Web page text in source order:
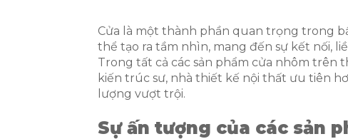
Cửa là một thành phần quan trọng trong
thể tạo ra tầm nhìn, mang đến sự kết nối,
Trong tất cả các sản phẩm cửa nhôm trên
kiến trúc sư, nhà thiết kế nội thất ưu tiên
lượng vượt trội.
Sự ấn tượng của các sản